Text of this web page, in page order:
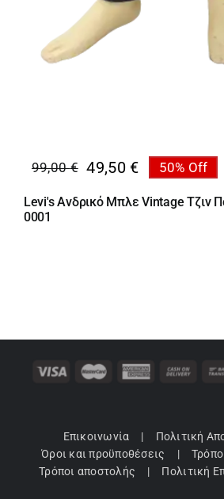
99,00€
Original
price
was:
49,50 €
Η
τρέχουσα
τιμή
50% Off
Levi's Ανδρικό Μπλε Vintage Τζιν
0001
Επικοινωνία
Πολιτική
Όροι και προϋποθέσεις
Τρόποι αποστολής
Πολιτική